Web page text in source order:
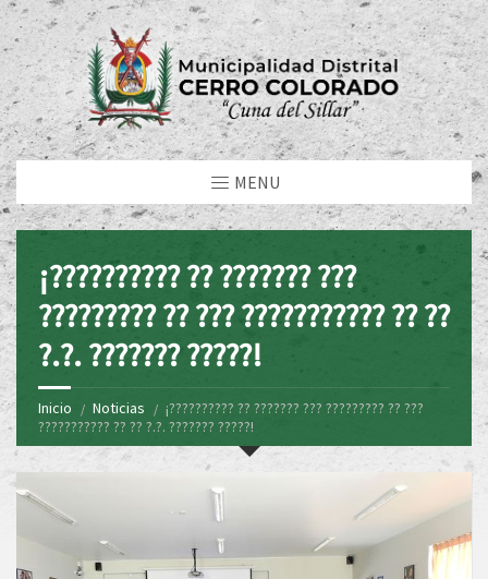
MENU
¡?????????? ?? ??????? ???
????????? ?? ??? ??????????? ?? ??
?.?. ??????? ?????!
Inicio Noticias
¡?????????? ?? ??????? ??? ????????? ?? ???
??????????? ?? ?? ?.?. ??????? ?????!